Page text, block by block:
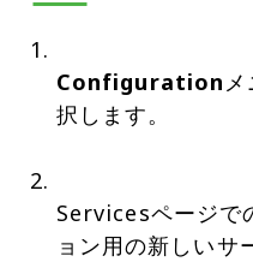
Configuration
択します。
Servicesページで
ョン用の新しいサ